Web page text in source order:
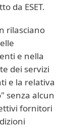
da ESET.
rilasciano
e nella
dei servizi
e la relativa
senza alcun
fornitori